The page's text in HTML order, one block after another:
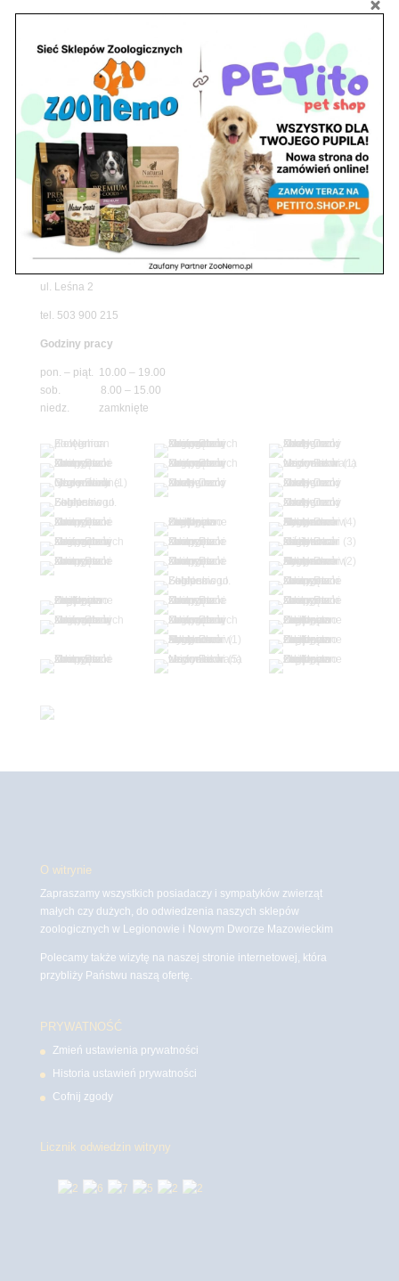
Adres
05-120 Legionowo
ul. Piłsudskiego 31,
pawilon 134
tel./fax. 22 784 71 96
Godziny pracy
pon. – piąt. 10.00 – 19.00
sob. 10.00 – 15.00
niedz. zamknięte
Adres
05-100 Nowy Dwór Mazowiecki
ul. Leśna 2
tel. 503 900 215
Godziny pracy
pon. – piąt. 10.00 – 19.00
sob. 8.00 – 15.00
niedz. zamknięte
O witrynie
Zapraszamy wszystkich posiadaczy i sympatyków zwierząt
małych czy dużych, do odwiedzenia naszych sklepów
zoologicznych w Legionowie i Nowym Dworze Mazowieckim
Polecamy także wizytę na naszej stronie internetowej, która
przybliży Państwu naszą ofertę.
PRYWATNOŚĆ
Zmień ustawienia prywatności
Historia ustawień prywatności
Cofnij zgody
Licznik odwiedzin witryny